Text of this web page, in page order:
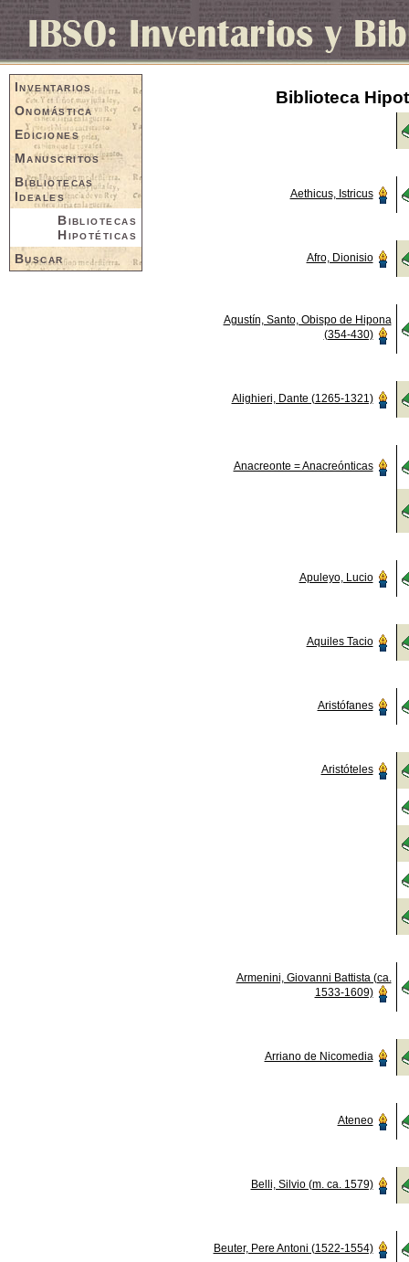
Inventarios
Onomástica
Ediciones
Manuscritos
Bibliotecas
Ideales
Bibliotecas
Hipotéticas
Buscar
Biblioteca
Aethicus, Istricus
Afro, Dionisio
Agustín, Santo, Obispo de Hipona
(354-430)
Alighieri, Dante (1265-1321)
Anacreonte = Anacreónticas
Apuleyo, Lucio
Aquiles Tacio
Aristófanes
Aristóteles
Armenini, Giovanni Battista (ca.
1533-1609)
Arriano de Nicomedia
Ateneo
Belli, Silvio (m. ca. 1579)
Beuter, Pere Antoni (1522-1554)